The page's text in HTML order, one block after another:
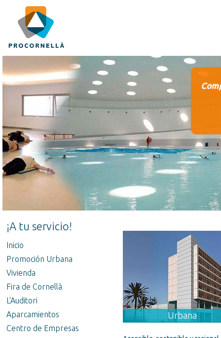
¡A tu servicio!
Inicio
Promoción Urbana
Vivienda
Fira de Cornellà
L'Auditori
Aparcamientos
Centro de Empresas
Urbana